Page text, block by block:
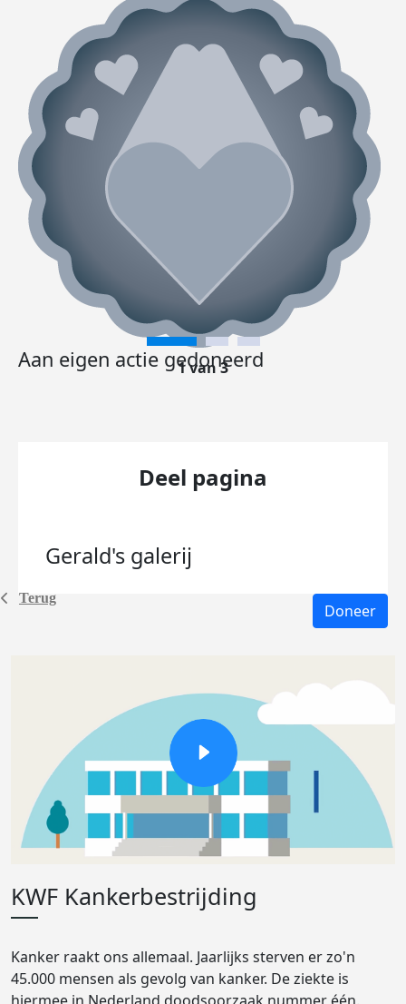
Terug
Aan eigen actie gedoneerd
1 van 3
Deel pagina
Gerald's galerij
Doneer
KWF Kankerbestrijding
Kanker raakt ons allemaal. Jaarlijks sterven er zo'n
45.000 mensen als gevolg van kanker. De ziekte is